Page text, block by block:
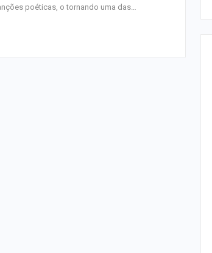
poéticas, o tornando uma das…